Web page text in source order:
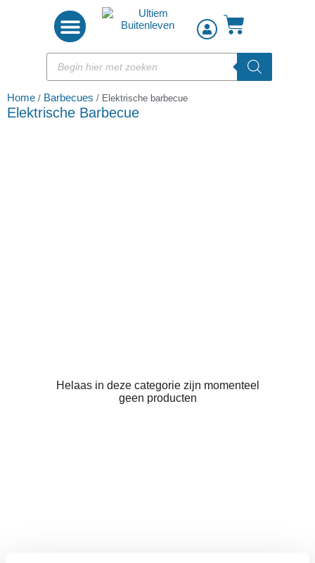
Home / Barbecues / Elektrische barbecue
Elektrische Barbecue
Helaas in deze categorie zijn momenteel
geen producten